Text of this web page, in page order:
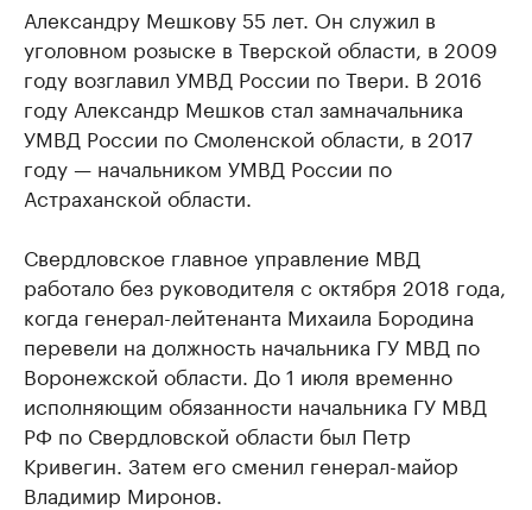
Александру Мешкову 55 лет. Он служил в
уголовном розыске в Тверской области, в 2009
году возглавил УМВД России по Твери. В 2016
году Александр Мешков стал замначальника
УМВД России по Смоленской области, в 2017
году — начальником УМВД России по
Астраханской области.
Свердловское главное управление МВД
работало без руководителя с октября 2018 года,
когда генерал-лейтенанта Михаила Бородина
перевели на должность начальника ГУ МВД по
Воронежской области. До 1 июля временно
исполняющим обязанности начальника ГУ МВД
РФ по Свердловской области был Петр
Кривегин. Затем его сменил генерал-майор
Владимир Миронов.